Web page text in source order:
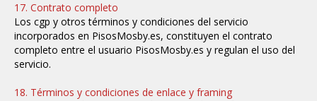
17. Contrato completo
Los cgp y otros términos y condiciones del servicio
incorporados en PisosMosby.es, constituyen el contrato
completo entre el usuario PisosMosby.es y regulan el uso del
servicio.
18. Términos y condiciones de enlace y framing